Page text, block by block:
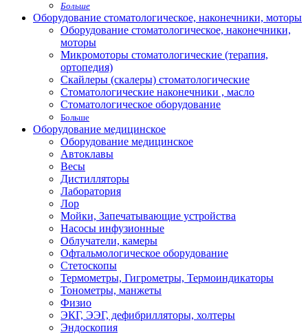
Больше
Оборудование стоматологическое, наконечники, моторы
Оборудование стоматологическое, наконечники,
моторы
Микромоторы стоматологические (терапия,
ортопедия)
Скайлеры (скалеры) стоматологические
Стоматологические наконечники , масло
Стоматологическое оборудование
Больше
Оборудование медицинское
Оборудование медицинское
Автоклавы
Весы
Дистилляторы
Лаборатория
Лор
Мойки, Запечатывающие устройства
Насосы инфузионные
Облучатели, камеры
Офтальмологическое оборудование
Стетоскопы
Термометры, Гигрометры, Термоиндикаторы
Тонометры, манжеты
Физио
ЭКГ, ЭЭГ, дефибрилляторы, холтеры
Эндоскопия